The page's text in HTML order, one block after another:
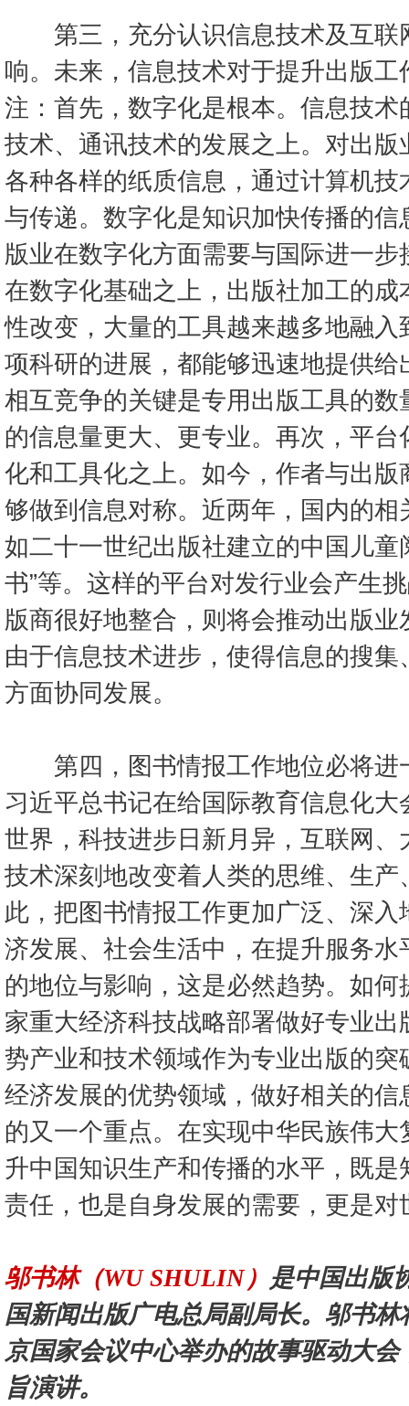
第三，充分认识信息技术及互联
响。未来，信息技术对于提升出版
注：首先，数字化是根本。信息技
技术、通讯技术的发展之上。对出
各种各样的纸质信息，通过计算机
与传递。数字化是知识加快传播的
版业在数字化方面需要与国际进一
在数字化基础之上，出版社加工的
性改变，大量的工具越来越多地融
项科研的进展，都能够迅速地提供
相互竞争的关键是专用出版工具的
的信息量更大、更专业。再次，平
化和工具化之上。如今，作者与出
够做到信息对称。近两年，国内的
如二十一世纪出版社建立的中国儿童
书”等。这样的平台对发行业会产生
版商很好地整合，则将会推动出版
由于信息技术进步，使得信息的搜
方面协同发展。
第四，图书情报工作地位必将进
习近平总书记在给国际教育信息化大
世界，科技进步日新月异，互联网
技术深刻地改变着人类的思维、生产
此，把图书情报工作更加广泛、深
济发展、社会生活中，在提升服务
的地位与影响，这是必然趋势。如
家重大经济科技战略部署做好专业
势产业和技术领域作为专业出版的
经济发展的优势领域，做好相关的
的又一个重点。在实现中华民族伟
升中国知识生产和传播的水平，既
责任，也是自身发展的需要，更是对
邬书林（WU SHULIN） 是中国出版
国新闻出版广电总局副局长。邬书林
京国家会议中心举办的故事驱动大
旨演讲。